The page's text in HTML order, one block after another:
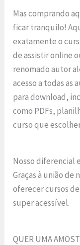
Mas comprando
ficar tranquilo!
exatamente o
de assistir online
renomado autor
acesso a todas as
para download,
como PDFs,
curso que
Nosso diferencial
Graças à união de
oferecer cursos
super acessível.
QUER UMA